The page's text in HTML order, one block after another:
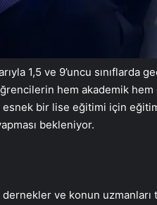
1,5 ve 9’uncu sınıflarda
hem akademik
bir lise eğitimi için
bekleniyor.
ve konun